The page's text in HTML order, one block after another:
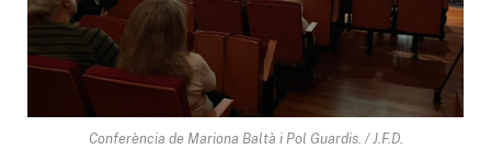
Conferència de Mariona Baltà i Pol Guardis. / J.F.D.